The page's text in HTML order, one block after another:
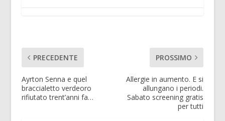
PRECEDENTE
Ayrton Senna e quel
braccialetto verdeoro
rifiutato trent’anni fa…
PROSSIMO
Allergie in aumento. E si
allungano i periodi.
Sabato screening gratis
per tutti